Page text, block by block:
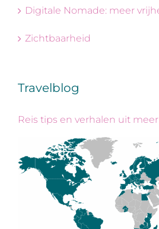
Digitale Nomade: meer
Zichtbaarheid
Travelblog
Reis tips en verhalen uit